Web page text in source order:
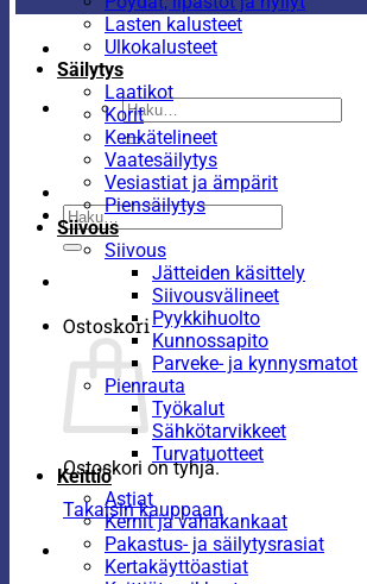
Etsi:
Etsi:
Ostoskori
Ostoskori on tyhjä.
Takaisin kauppaan
Lasten kalusteet
Ulkokalusteet
Säilytys
Laatikot
Korit
Kenkätelineet
Vaatesäilytys
Vesiastiat ja ämpärit
Piensäilytys
Siivous
Siivous
Jätteiden käsittely
Siivousvälineet
Pyykkihuolto
Kunnossapito
Parveke- ja kynnysmatot
Pienrauta
Työkalut
Sähkötarvikkeet
Turvatuotteet
Keittiö
Astiat
Kernit ja vahakankaat
Pakastus- ja säilytysrasiat
Kertakäyttöastiat